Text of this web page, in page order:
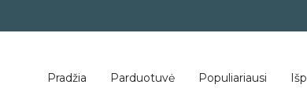
Pradžia Parduotuvė Populiariausi